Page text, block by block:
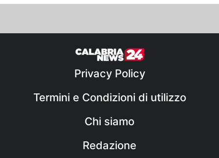
Privacy Policy
Termini e Condizioni di utilizzo
Chi siamo
Redazione